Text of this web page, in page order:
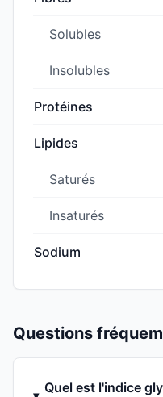
Solubles
Insolubles
Protéines
Lipides
Saturés
Insaturés
Sodium
Questions
Quel est l'indice